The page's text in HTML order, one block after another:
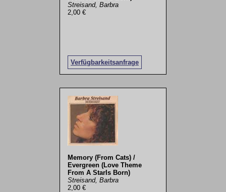
Streisand, Barbra
2,00 €
Verfügbarkeitsanfrage
Memory (From Cats) /
Evergreen (Love Theme
From A StarIs Born)
Streisand, Barbra
2,00 €